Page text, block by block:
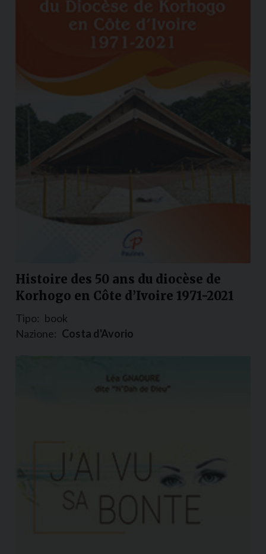
Histoire des 50 ans du diocèse de
Korhogo en Côte d’Ivoire 1971-2021
Tipo: book
Nazione: Costa d'Avorio